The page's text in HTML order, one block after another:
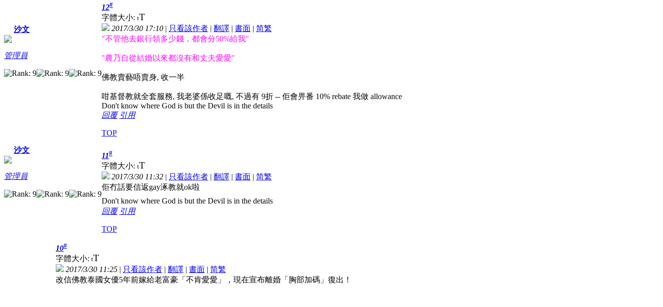
沙文
管理員
12#
字體大小: tT
2017/3/30 17:10 | 只看該作者 | 翻譯 | 書面 | 简繁
"不管他去銀行領多少錢，都會分50%給我"
"農乃自從結婚以來都沒有和丈夫愛愛"
佛教賣藝唔賣身, 收一半
咁基督教就全套服務, 我老婆係收足嘅, 不過有 9折 -- 佢會畀番 10% rebate 我做 allowance
Don't know where God is but the Devil is in the details
回覆 引用
TOP
沙文
管理員
11#
字體大小: tT
2017/3/30 11:32 | 只看該作者 | 翻譯 | 書面 | 简繁
佢冇話要信返gay涿教就ok啦
Don't know where God is but the Devil is in the details
回覆 引用
TOP
10#
字體大小: tT
2017/3/30 11:25 | 只看該作者 | 翻譯 | 書面 | 简繁
改信佛教泰國女優5年前嫁給老富豪「不肯愛愛」，現在宣布離婚「胸部加碼」復出！